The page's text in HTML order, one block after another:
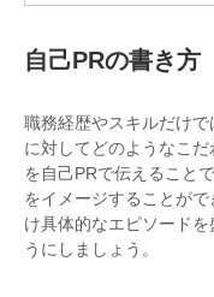
自己PRの書き方
職務経歴やスキルだけ
に対してどのようなこ
を自己PRで伝えること
をイメージすることが
け具体的なエピソード
うにしましょう。